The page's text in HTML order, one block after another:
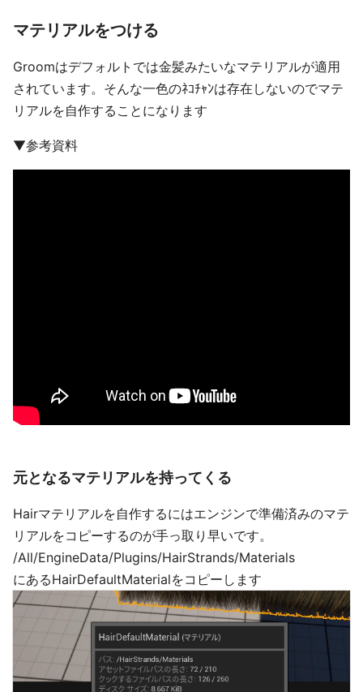
マテリアルをつける
Groomはデフォルトでは金髪みたいなマテリアルが適用
されています。そんな一色のﾈｺﾁｬﾝは存在しないのでマテ
リアルを自作することになります
▼参考資料
元となるマテリアルを持ってくる
Hairマテリアルを自作するにはエンジンで準備済みのマテ
リアルをコピーするのが手っ取り早いです。
/All/EngineData/Plugins/HairStrands/Materials
にあるHairDefaultMaterialをコピーします